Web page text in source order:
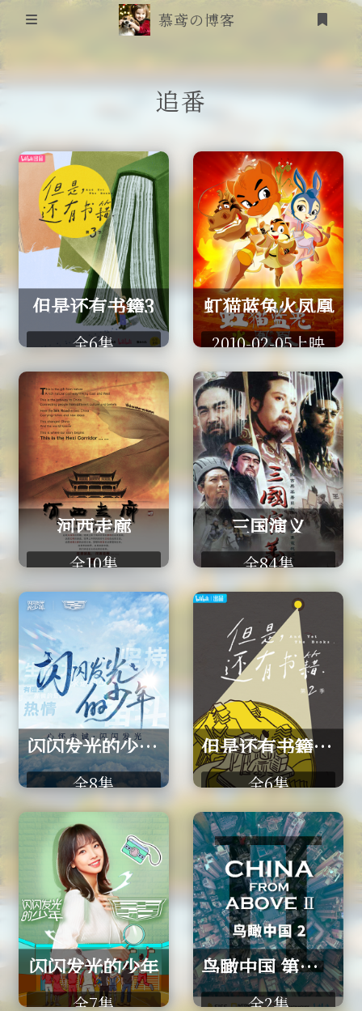
首页
靶场笔记
吟诗
friends
追番
RSS
说说
慕鸢の博客
登录
追番
但是还有书籍3
全6集
虹猫蓝兔火凤凰
2010-02-05上映
河西走廊
全10集
三国演义
全84集
闪闪发光的少年 第二季
全8集
但是还有书籍 第2季
全6集
闪闪发光的少年
全7集
鸟瞰中国 第二季
全2集